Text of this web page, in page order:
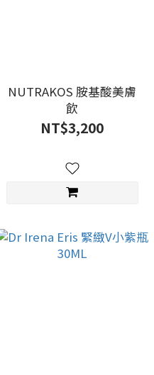
NUTRAKOS 胺基酸美膚
飲
NT$3,200